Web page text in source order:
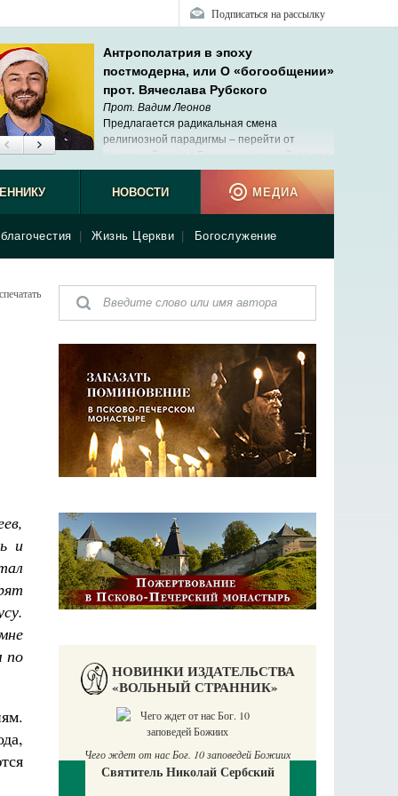
Подписаться на рассылку
Антрополатрия в эпоху
постмодерна, или О «богообщении»
прот. Вячеслава Рубского
Прот. Вадим Леонов
Предлагается радикальная смена
религиозной парадигмы – перейти от
людьми и самим собой.
Жизнь Церкви Богослужение
НОВОСТИ МЕДИА
и
по
НОВИНКИ ИЗДАТЕЛЬСТВА
«ВОЛЬНЫЙ СТРАННИК»
Чего ждет от нас Бог. 10 заповедей Божиих
Святитель Николай Сербский